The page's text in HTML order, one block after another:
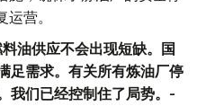
营。
油供应不会出现短缺。国
足需求。有关所有炼油厂停
我们已经控制住了局势。-